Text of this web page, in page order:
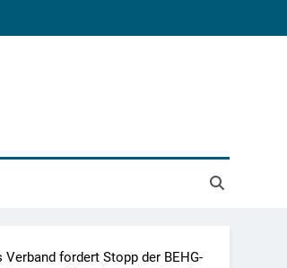
Verband fordert Stopp der BEHG-